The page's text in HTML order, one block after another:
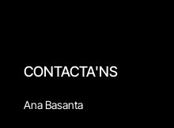
CONTACTA'NS
Ana Basanta